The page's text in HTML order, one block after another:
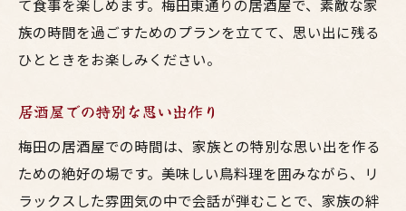
て食事を楽しめます。梅田東通りの居酒屋で、素敵な家
族の時間を過ごすためのプランを立てて、思い出に残る
ひとときをお楽しみください。
居酒屋での特別な思い出作り
梅田の居酒屋での時間は、家族との特別な思い出を作る
ための絶好の場です。美味しい鳥料理を囲みながら、リ
ラックスした雰囲気の中で会話が弾むことで、家族の絆